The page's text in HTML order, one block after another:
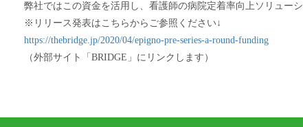
弊社ではこの資金を活用し、看護師の病院定着率向上ソリュー
※リリース発表はこちらからご参照ください↓
https://thebridge.jp/2020/04/epigno-pre-series-a-round-funding
（外部サイト「BRIDGE」にリンクします）